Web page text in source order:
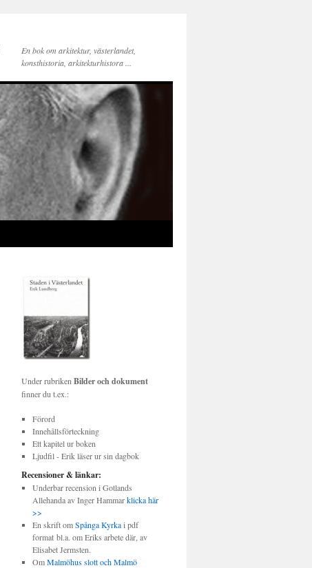
En bok om arkitektur, västerlandet,
konsthistoria, arkitekturhistora ...
Under rubriken Bilder och dokument
finner du t.ex.:
Förord
Innehållsförteckning
Ett kapitel ur boken
Ljudfil - Erik läser ur sin dagbok
Recensioner & länkar:
Underbar recension i Gotlands
Allehanda av Inger Hammarklicka här
>>
En skrift omSpånga Kyrkai pdf
format bl.a. om Eriks arbete där, av
Elisabet Jermsten.
OmMalmöhus slott och Malmö